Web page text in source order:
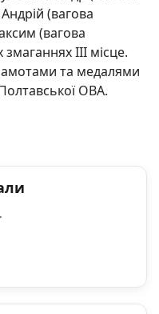
(вагова
(вагова
ІІІ місце.
та медалями
ОВА.